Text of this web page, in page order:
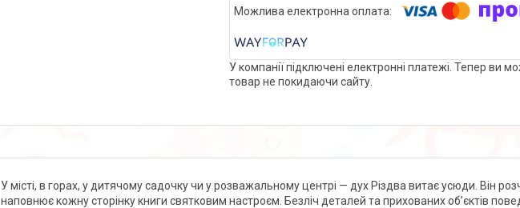
У компанії підключені електронні платежі. Тепер ви
товар не покидаючи сайту.
У місті, в горах, у дитячому садочку чи у розважальному центрі — дух Різдва витає усюди. Він
наповнює кожну сторінку книги святковим настроєм. Безліч деталей та прихованих об’єктів